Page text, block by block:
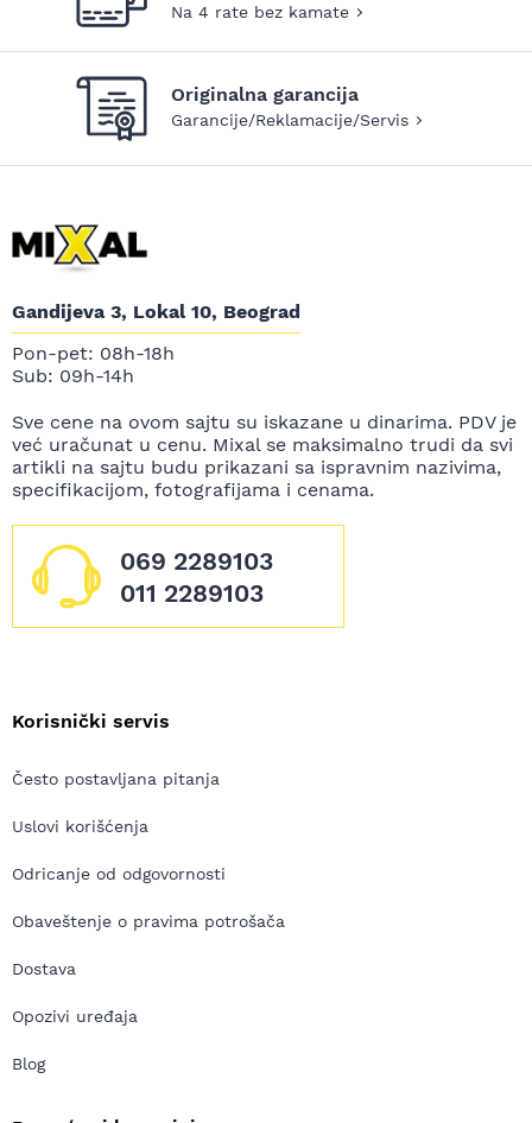
Na 4 rate bez kamate
Originalna garancija
Garancije/Reklamacije/Servis
Gandijeva 3, Lokal 10, Beograd
Pon-pet: 08h-18h
Sub: 09h-14h
Sve cene na ovom sajtu su iskazane u dinarima. PDV je
već uračunat u cenu. Mixal se maksimalno trudi da svi
artikli na sajtu budu prikazani sa ispravnim nazivima,
specifikacijom, fotografijama i cenama.
069 2289103
011 2289103
Korisnički servis
Često postavljana pitanja
Uslovi korišćenja
Odricanje od odgovornosti
Obaveštenje o pravima potrošača
Dostava
Opozivi uređaja
Blog